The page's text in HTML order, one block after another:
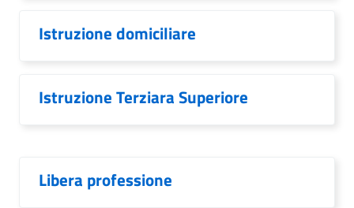
Istruzione domiciliare
Istruzione Terziara Superiore
Libera professione